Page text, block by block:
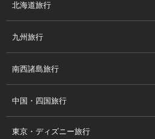
北海道旅行
九州旅行
南西諸島旅行
中国・四国旅行
東京・ディズニー旅行